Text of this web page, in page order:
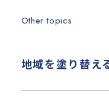
Other topics
地域を塗り替え